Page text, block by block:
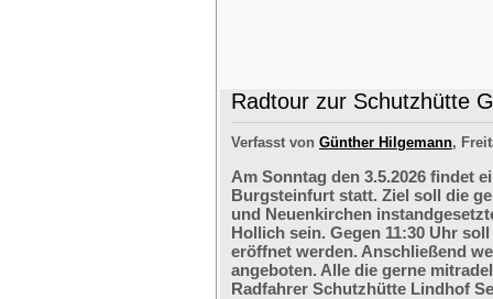
Radtour zur Schutzhütte
Verfasst von Günther Hilgemann,
Am Sonntag den 3.5.2026 findet
Burgsteinfurt statt. Ziel soll die
und Neuenkirchen
Hollich sein. Gegen 11:30 Uhr
eröffnet werden. Anschließend
angeboten. Alle die gerne
Radfahrer Schutzhütte Lindhof